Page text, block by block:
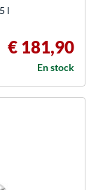
l
€ 181,90
En stock